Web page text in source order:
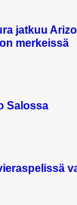
jatkuu
merkeissä
Salossa